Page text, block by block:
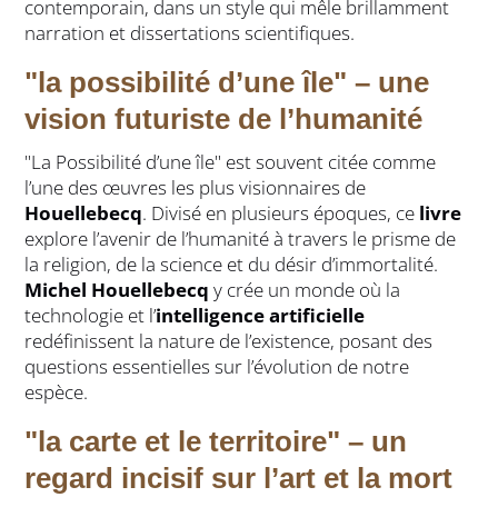
contemporain, dans un style qui mêle brillamment
narration et dissertations scientifiques.
"la possibilité d’une île" – une
vision futuriste de l’humanité
"La Possibilité d’une île" est souvent citée comme
l’une des œuvres les plus visionnaires de
Houellebecq. Divisé en plusieurs époques, ce livre
explore l’avenir de l’humanité à travers le prisme de
la religion, de la science et du désir d’immortalité.
Michel Houellebecq y crée un monde où la
technologie et l’intelligence artificielle
redéfinissent la nature de l’existence, posant des
questions essentielles sur l’évolution de notre
espèce.
"la carte et le territoire" – un
regard incisif sur l’art et la mort